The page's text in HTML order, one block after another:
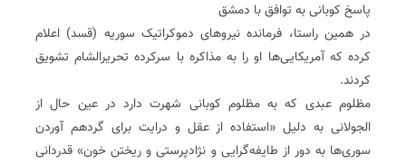
پاسخ کوبانی به توافق با دمشق
در همین راستا، فرمانده نیروهای دموکراتیک سوریه (قسد) اعلام
کرده که آمریکایی‌ها او را به مذاکره با سرکرده تحریرالشام تشویق
کردند.
مظلوم عبدی که به مظلوم کوبانی شهرت دارد در عین حال از
الجولانی به دلیل «استفاده از عقل و درایت برای گردهم آوردن
سوری‌ها به دور از طایفه‌گرایی و نژادپرستی و ریختن خون» قدردانی